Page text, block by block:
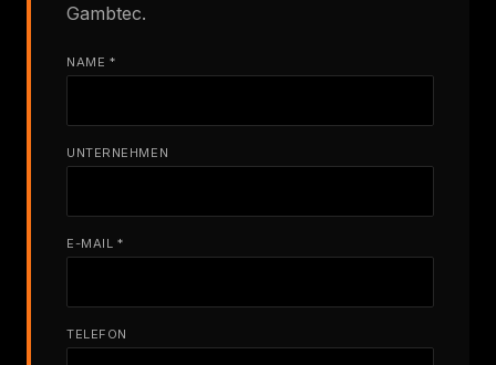
Gambtec.
NAME *
UNTERNEHMEN
E-MAIL *
TELEFON